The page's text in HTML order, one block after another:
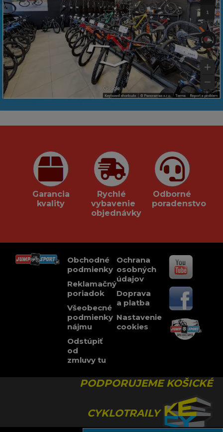
Garancia
kvality
Rychlé
vybavenie
objednávky
Odborné
poradenstvo
Obchodné
podmienky
Reklamačný
poriadok
Všeobecné
podmienky
nájmu
Odstúpiť
od
zmluvy tu
Ochrana
osobných
údajov
Doprava
a platba
Nastavenie
cookies
PODPORUJEME KOŠICKÉ
CYKLOTRAILY